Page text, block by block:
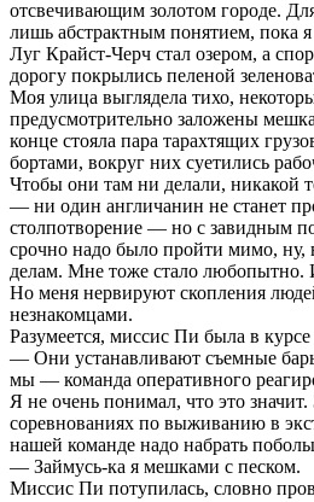
отсвечивающим золотом городе.
лишь абстрактным понятием, пока я
Луг Крайст-Черч стал озером, а
дорогу покрылись пеленой
Моя улица выглядела тихо,
предусмотрительно заложены
конце стояла пара тарахтящих
бортами, вокруг них суетились
Чтобы они там ни делали, никакой
— ни один англичанин не станет
столпотворение — но с завидным
срочно надо было пройти мимо, ну,
делам. Мне тоже стало любопытно.
Но меня нервируют скопления
незнакомцами.
Разумеется, миссис Пи была в
— Они устанавливают съемные
мы — команда оперативного
Я не очень понимал, что это
соревнованиях по выживанию в
нашей команде надо набрать
— Займусь-ка я мешками с песком.
Миссис Пи потупилась, словно